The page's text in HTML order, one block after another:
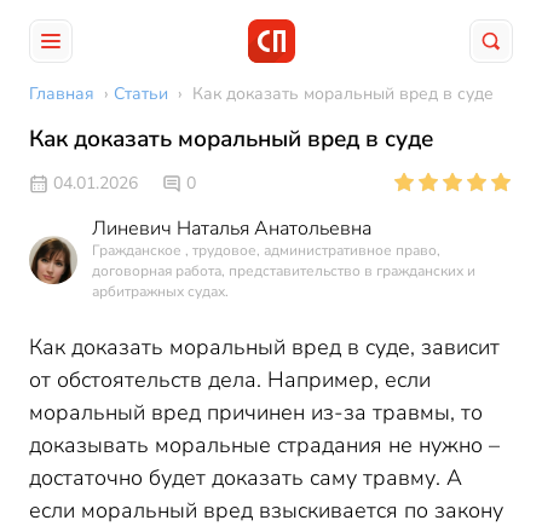
Главная › Статьи › Как доказать моральный вред в суде
Как доказать моральный вред в суде
04.01.2026 0
Линевич Наталья Анатольевна
Гражданское , трудовое, административное право,
договорная работа, представительство в гражданских и
арбитражных судах.
Как доказать моральный вред в суде, зависит
от обстоятельств дела. Например, если
моральный вред причинен из-за травмы, то
доказывать моральные страдания не нужно –
достаточно будет доказать саму травму. А
если моральный вред взыскивается по закону